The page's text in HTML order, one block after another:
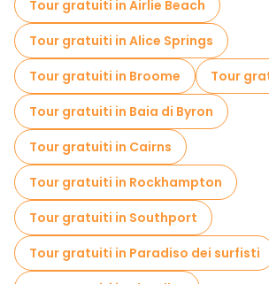
Tour gratuiti in Airlie Beach
Tour gratuiti in Alice Springs
Tour gratuiti in Broome
Tour
Tour gratuiti in Baia di Byron
Tour gratuiti in Cairns
Tour gratuiti in Rockhampton
Tour gratuiti in Southport
Tour gratuiti in Paradiso dei surfisti